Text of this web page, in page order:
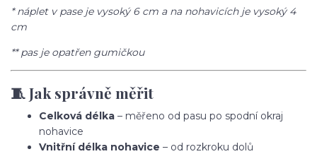
* náplet v pase je vysoký 6 cm a na nohavicích je vysoký 4
cm
** pas je opatřen gumičkou
🧵 Jak správně měřit
Celková délka – měřeno od pasu po spodní okraj
nohavice
Vnitřní délka nohavice – od rozkroku dolů